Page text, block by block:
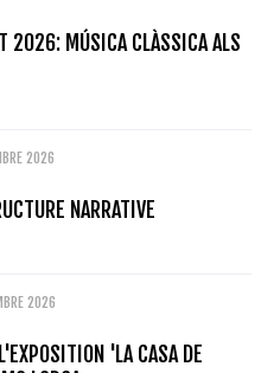
2026: MÚSICA CLÀSSICA ALS
2026
NARRATIVE
2026
'LA CASA DE